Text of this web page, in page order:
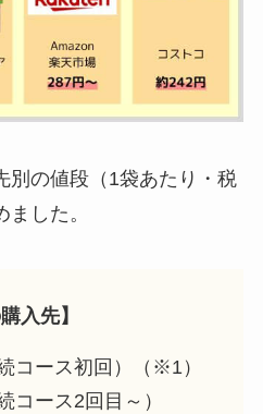
別の値段（1袋あたり・税
した。
入先】
コース初回）（※1）
コース2回目～）